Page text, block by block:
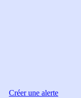
Créer une alerte